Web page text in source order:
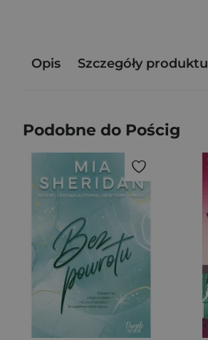
Opis Szczegóły produktu
Podobne do Pościg